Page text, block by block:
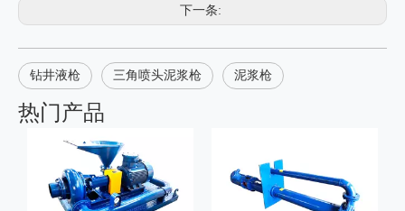
下一条:
钻井液枪 三角喷头泥浆枪 泥浆枪
热门产品